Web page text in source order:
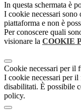
In questa schermata è
I cookie necessari
piattaforma e non è
Per conoscere quali
visionare la COOKIE
Cookie necessari per il
I cookie necessari per il
disabilitati. È possibile
policy.